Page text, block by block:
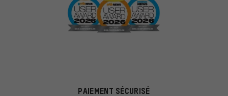
PAIEMENT SÉCURISÉ